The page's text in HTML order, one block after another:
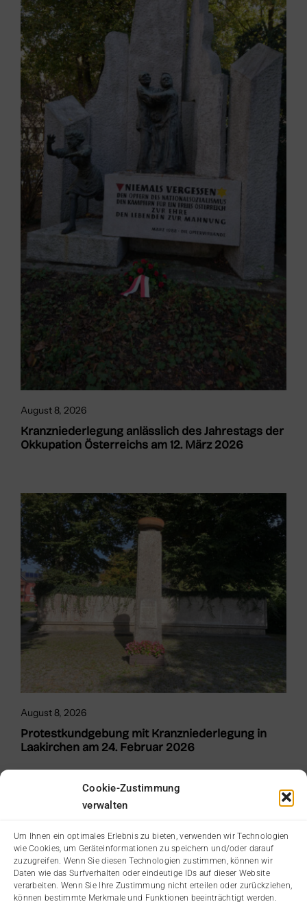
Cookie-Zustimmung
verwalten
Um Ihnen ein optimales Erlebnis zu bieten, verwenden wir Technologien
wie Cookies, um Geräteinformationen zu speichern und/oder darauf
zuzugreifen. Wenn Sie diesen Technologien zustimmen, können wir
Daten wie das Surfverhalten oder eindeutige IDs auf dieser Website
verarbeiten. Wenn Sie Ihre Zustimmung nicht erteilen oder zurückziehen,
können bestimmte Merkmale und Funktionen beeinträchtigt werden.
August 8, 2026
Kranzniederlegung anlässlich des Jahrestags der
Okkupation Österreichs am 12. März 2026
August 8, 2026
Protestkundgebung mit Kranzniederlegung in
Laakirchen am 24. Februar 2026